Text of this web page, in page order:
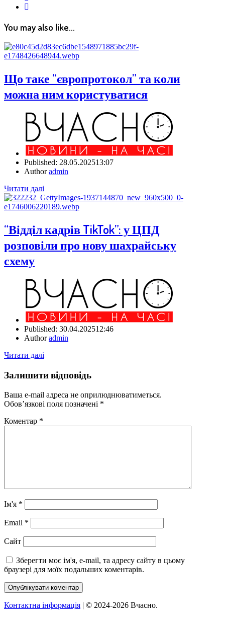
You may also like...
Що таке “європротокол” та коли
можна ним користуватися
Published: 28.05.202513:07
Authoradmin
Читати далі
“Відділ кадрів TikTok”: у ЦПД
розповіли про нову шахрайську
схему
Published: 30.04.202512:46
Authoradmin
Читати далі
Залишити відповідь
Ваша e-mail адреса не оприлюднюватиметься.
Обов’язкові поля позначені *
Коментар *
Ім'я *
Email *
Сайт
Зберегти моє ім'я, e-mail, та адресу сайту в цьому
браузері для моїх подальших коментарів.
Контактна інформація | © 2024-2026 Вчасно.